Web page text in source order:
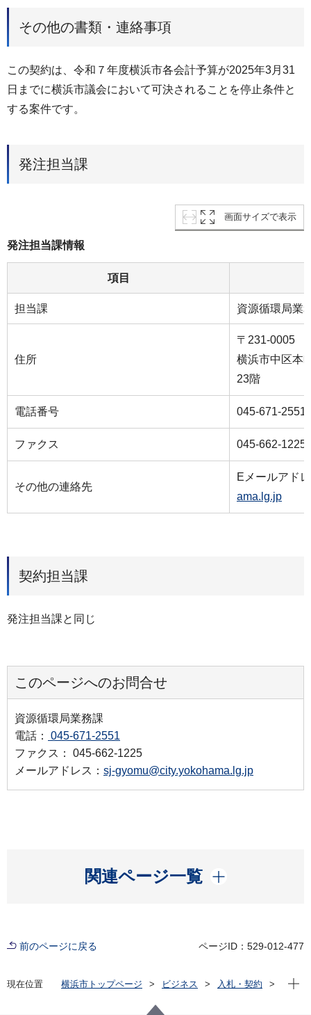
その他の書類・連絡事項
この契約は、令和７年度横浜市各会計予算が2025年3月31
日までに横浜市議会において可決されることを停止条件と
する案件です。
発注担当課
画面サイズで表示
発注担当課情報
項目
担当課 資源循環局業
住所
〒231-0005
横浜市中区本
23階
電話番号 045-671-2551
ファクス 045-662-1225
その他の連絡先
Eメールアド
ama.lg.jp
契約担当課
発注担当課と同じ
このページへのお問合せ
資源循環局業務課
電話：
045-671-2551
ファクス： 045-662-1225
メールアドレス： sj-gyomu@city.yokohama.lg.jp
関連ページ一覧
開く
前のページに戻る ページID：529-012-477
現在位置 横浜市トップページ ビジネス
入札・契約
現在